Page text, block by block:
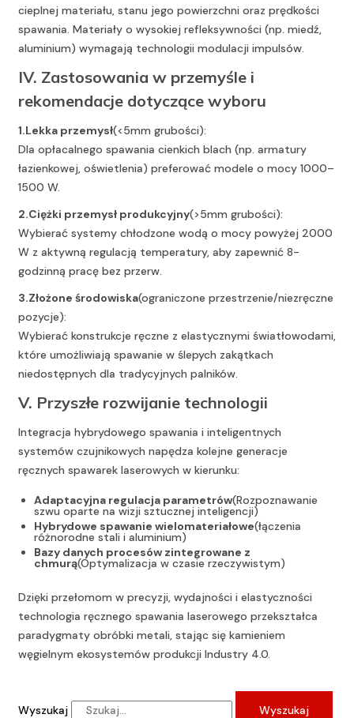
cieplnej materiału, stanu jego powierzchni oraz prędkości
spawania. Materiały o wysokiej refleksywności (np. miedź,
aluminium) wymagają technologii modulacji impulsów.
IV. Zastosowania w przemyśle i
rekomendacje dotyczące wyboru
1.Lekka przemysł(<5mm grubości):
Dla opłacalnego spawania cienkich blach (np. armatury
łazienkowej, oświetlenia) preferować modele o mocy 1000–
1500 W.
2.Ciężki przemysł produkcyjny(>5mm grubości):
Wybierać systemy chłodzone wodą o mocy powyżej 2000
W z aktywną regulacją temperatury, aby zapewnić 8-
godzinną pracę bez przerw.
3.Złożone środowiska(ograniczone przestrzenie/niezręczne
pozycje):
Wybierać konstrukcje ręczne z elastycznymi światłowodami,
które umożliwiają spawanie w ślepych zakątkach
niedostępnych dla tradycyjnych palników.
V. Przyszłe rozwijanie technologii
Integracja hybrydowego spawania i inteligentnych
systemów czujnikowych napędza kolejne generacje
ręcznych spawarek laserowych w kierunku:
Adaptacyjna regulacja parametrów(Rozpoznawanie
szwu oparte na wizji sztucznej inteligencji)
Hybrydowe spawanie wielomateriałowe(łączenia
różnorodne stali i aluminium)
Bazy danych procesów zintegrowane z
chmurą(Optymalizacja w czasie rzeczywistym)
Dzięki przełomom w precyzji, wydajności i elastyczności
technologia ręcznego spawania laserowego przekształca
paradygmaty obróbki metali, stając się kamieniem
węgielnym ekosystemów produkcji Industry 4.0.
Wyszukaj Wyszukaj